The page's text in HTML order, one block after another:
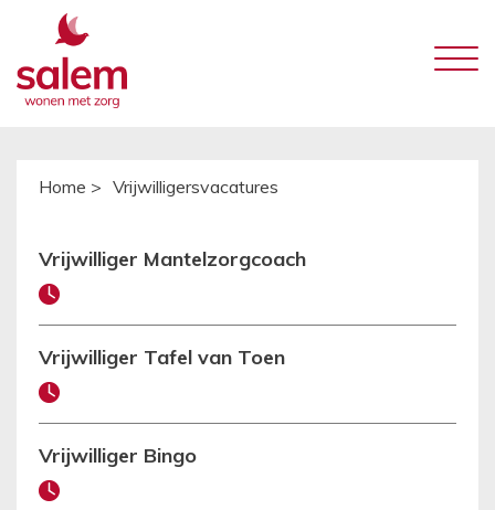
Home > Vrijwilligersvacatures
Vrijwilliger Mantelzorgcoach
Vrijwilliger Tafel van Toen
Vrijwilliger Bingo